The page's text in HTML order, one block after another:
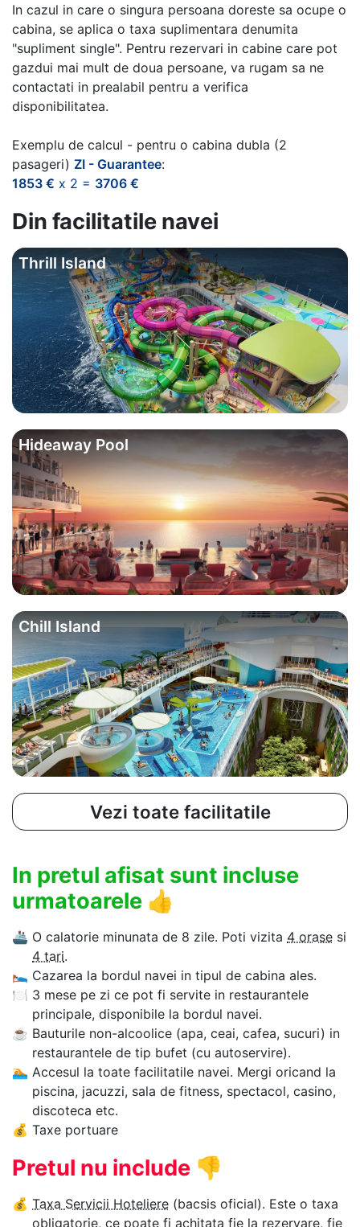
In cazul in care o singura persoana doreste sa ocupe o
cabina, se aplica o taxa suplimentara denumita
"supliment single". Pentru rezervari in cabine care pot
gazdui mai mult de doua persoane, va rugam sa ne
contactati in prealabil pentru a verifica
disponibilitatea.
Exemplu de calcul - pentru o cabina dubla (2
pasageri) ZI - Guarantee:
1853 € x 2 = 3706 €
Din facilitatile navei
Thrill Island
Hideaway Pool
Chill Island
Vezi toate facilitatile
In pretul afisat sunt incluse
urmatoarele 👍
🚢 O calatorie minunata de 8 zile. Poti vizita 4 orase si
4 tari.
🛌 Cazarea la bordul navei in tipul de cabina ales.
🍽 3 mese pe zi ce pot fi servite in restaurantele
principale, disponibile la bordul navei.
☕ Bauturile non-alcoolice (apa, ceai, cafea, sucuri) in
restaurantele de tip bufet (cu autoservire).
🏊‍ Accesul la toate facilitatile navei. Mergi oricand la
piscina, jacuzzi, sala de fitness, spectacol, casino,
discoteca etc.
💰 Taxe portuare
Pretul nu include 👎
💰 Taxa Servicii Hoteliere (bacsis oficial). Este o taxa
obligatorie, ce poate fi achitata fie la rezervare, fie